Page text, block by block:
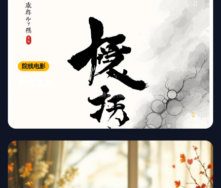
院线电影
入围戛纳电影节的艺术佳作，以诗意的镜头语言探索东方文化的深邃内
9.0